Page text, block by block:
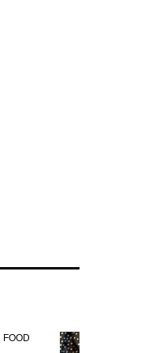
FOOD